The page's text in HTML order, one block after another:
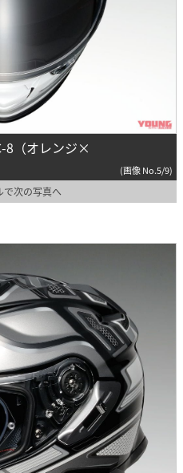
8（オレンジ×
(画像 No.5/9)
で次の写真へ